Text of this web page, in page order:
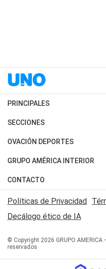
PRINCIPALES
Últimas Noticias
Política
Judiciales
Economia
SECCIONES
Horóscopo
Motores
Trucos caseros
Series y Películas
Edictos y Solicitadas
OVACIÓN DEPORTES
Fútbol
Mundial
Automovilismo
Rugby
Básquet
GRUPO AMÉRICA INTERIOR
Canal 7 en Vivo
San Juan 8
CONTACTO
Acerca de Nosotros
Contactanos
Políticas de Privacidad
Decálogo ético de IA
© Copyright 2026 GRUPO
reservados